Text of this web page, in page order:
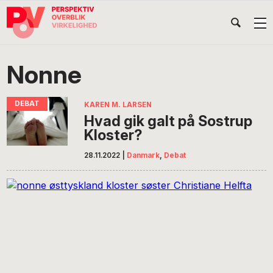
Gå
direkte
navigation
Skip
indhold
Gå
direkte
POV
International
Nonne
KAREN M. LARSEN
Hvad gik galt på Sostrup
Kloster?
28.11.2022 Danmark, Debat